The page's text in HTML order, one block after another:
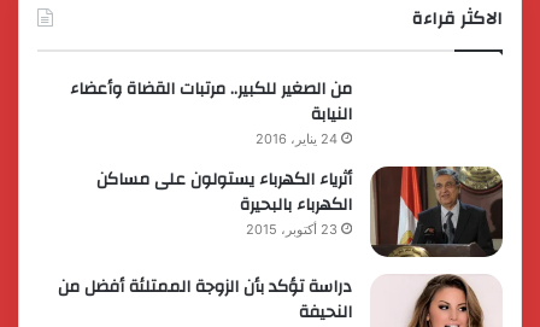
الاكثر قراءة
من الصغير للكبير.. مرتبات القضاة وأعضاء
النيابة
24 يناير، 2016
أثرياء الكهرباء يستولون على مساكن
الكهرباء بالبحيرة
23 أكتوبر، 2015
دراسة تؤكد بأن الزوجة الممتلئة أفضل من
النحيفة